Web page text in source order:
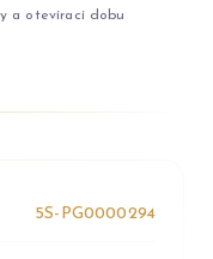
a otevírací dobu
5S-PG0000294